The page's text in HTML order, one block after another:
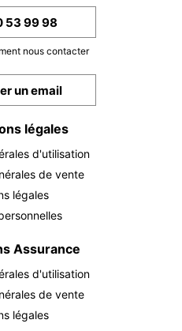
53 99 98
nous contacter
un email
légales
d'utilisation
de vente
légales
Assurance
d'utilisation
de vente
légales